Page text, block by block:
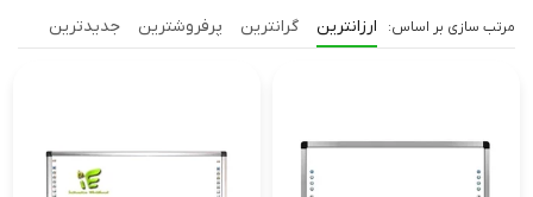
ارزانترین گرانترین پرفروشترین جدیدترین